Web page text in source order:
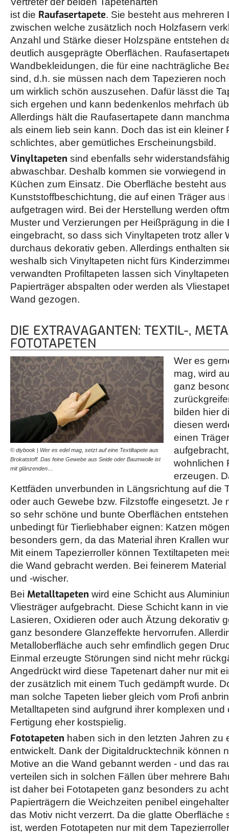
ist die Raufasertapete. Sie besteht aus mehreren
zwischen welche zusätzlich noch Holzfasern
Anzahl und Stärke dieser Holzspäne entstehen
deutlich ausgeprägte Oberflächen.
Wandbekleidungen, die für eine nachträgliche
sind, d.h. sie müssen nach dem Tapezieren
um wirklich schön auszusehen. Dafür lässt die
sich ergehen und kann bedenkenlos mehrfach
Allerdings hält die Raufasertapete dann
als einem lieb sein kann. Doch das ist ein kleiner
schlichtes, aber gemütliches Erscheinungsbild.
Vinyltapeten sind ebenfalls sehr
abwaschbar. Deshalb kommen sie vorwiegend
Küchen zum Einsatz. Die Oberfläche besteht aus
Kunststoffbeschichtung, die auf einen Träger aus
aufgetragen wird. Bei der Herstellung werden
Muster und Verzierungen per Heißprägung in die
eingebracht, so dass sich Vinyltapeten trotz aller
durchaus dekorativ geben. Allerdings enthalten
weshalb sich Vinyltapeten nicht fürs
verwandten Profiltapeten lassen sich
Papierträger abspalten oder werden als
Wand gezogen.
DIE EXTRAVAGANTEN: TEXTIL-,
FOTOTAPETEN
© diybook | Wer es edel mag, setzt auf eine Textiltapete aus
Brokatstoff. Das feine Gewebe aus Seide oder Baumwolle ist
mit glänzenden…
Wer es
mag, wird
ganz
bilden hier
diesen
einen
wohnlichen
erzeugen.
Kettfäden unverbunden in Längsrichtung auf die
oder auch Gewebe bzw. Filzstoffe eingesetzt. Je
so sehr schöne und bunte Oberflächen
unbedingt für Tierliebhaber eignen: Katzen
besonders gern, da das Material ihren Krallen
Mit einem Tapezierroller können Textiltapeten
die Wand gebracht werden. Bei feinerem
und -wischer.
Bei Metalltapeten wird eine Schicht aus
Vliesträger aufgebracht. Diese Schicht kann in
Lasieren, Oxidieren oder auch Ätzung dekorativ
ganz besondere Glanzeffekte hervorrufen.
Metalloberfläche auch sehr emfindlich gegen
Einmal erzeugte Störungen sind nicht mehr
Angedrückt wird diese Tapetenart daher nur mit
der zusätzlich mit einem Tuch gedämpft wurde.
man solche Tapeten lieber gleich vom Profi
Metalltapeten sind aufgrund ihrer komplexen und
Fertigung eher kostspielig.
Fototapeten haben sich in den letzten Jahren zu
entwickelt. Dank der Digitaldrucktechnik können
Motive an die Wand gebannt werden - und das
verteilen sich in solchen Fällen über mehrere
ist daher bei Fototapeten ganz besonders zu
Papierträgern die Weichzeiten penibel
das Motiv nicht verzerrt. Da die glatte Oberfläche
ist, werden Fototapeten nur mit dem